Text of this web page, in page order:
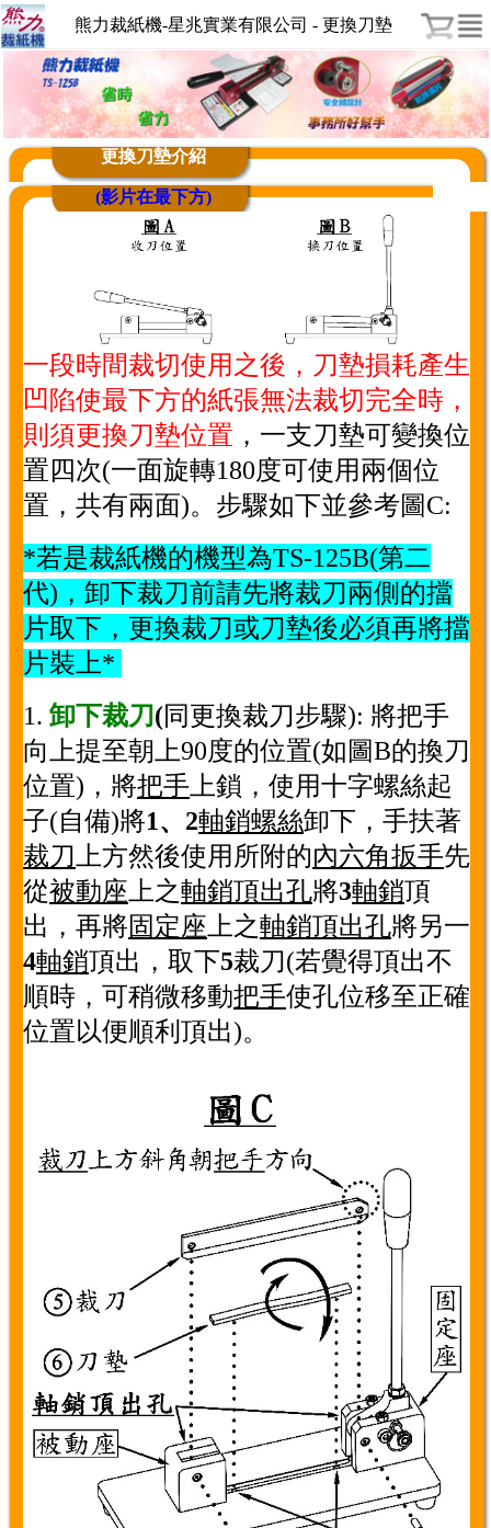
熊力裁紙機-星兆實業有限公司 - 更換刀墊
1 2
更換刀墊介紹
(影片在最下方)
一段時間裁切使用之後，刀墊損耗產生
凹陷使最下方的紙張無法裁切完全時，
則須更換刀墊位置 ，一支刀墊可變換位
置四次(一面旋轉180度可使用兩個位
置，共有兩面)。步驟如下並參考圖C:
*若是裁紙機的機型為TS-125B(第二
代)，卸下裁刀前請先將裁刀兩側的擋
片取下，更換裁刀或刀墊後必須再將擋
片裝上*
1. 卸下裁刀(同更換裁刀步驟): 將把手
向上提至朝上90度的位置(如圖B的換刀
位置)，將把手上鎖，使用十字螺絲起
子(自備)將1、 2軸銷螺絲卸下，手扶著
裁刀上方然後使用所附的內六角扳手先
從被動座上之軸銷頂出孔將3軸銷頂
出，再將固定座上之軸銷頂出孔將另一
4軸銷頂出，取下5裁刀(若覺得頂出不
順時，可稍微移動把手使孔位移至正確
位置以便順利頂出)。